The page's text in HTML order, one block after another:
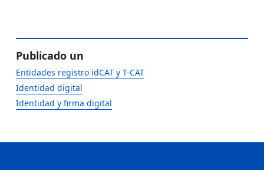
Publicado un
Entidades registro idCAT y T-CAT
Identidad digital
Identidad y firma digital